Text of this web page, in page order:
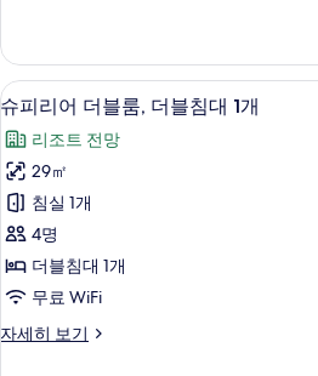
2
개
사
진
모
두
보
기
윈
룸,
싱
글
침
대
개
자
세
히
보
슈
피
리
어
더
블
룸,
더
블
미니
8
슈피리어 더블룸, 더블침대 1개
리조트 전망
29㎡
침실 1개
4명
더블침대 1개
무료 WiFi
자세히 보기
슈